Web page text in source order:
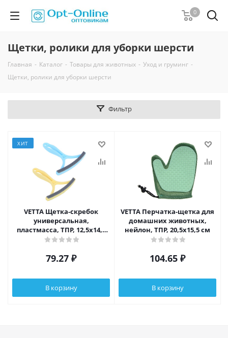
0
Щетки, ролики для уборки шерсти
Главная - Каталог - Товары для животных - Уход и груминг -
Щетки, ролики для уборки шерсти
Фильтр
ХИТ
VETTA Щетка-скребок
универсальная,
пластмасса, ТПР, 12,5х14,5
см
79.27 ₽
В корзину
VETTA Перчатка-щетка для
домашних животных,
нейлон, ТПР, 20,5х15,5 см
104.65 ₽
В корзину